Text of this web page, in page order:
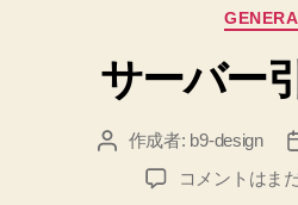
カ
ゴ
リ
サーバー
投 作成者: b9-design
サ
コメントはま